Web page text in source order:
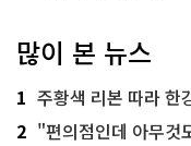
많이 본 뉴스
1 주황색 리본 따라 한강부
2 "편의점인데 아무것도 안